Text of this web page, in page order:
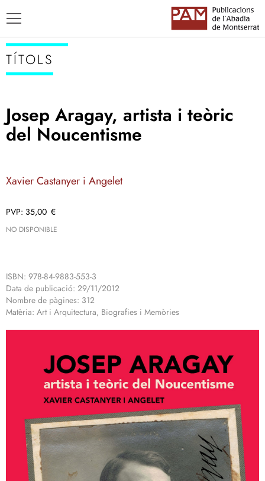
TÍTOLS
TÍTOLS
Josep Aragay, artista i teòric
del Noucentisme
Xavier Castanyer i Angelet
35,00 €
NO DISPONIBLE
ISBN: 978-84-9883-553-3
Data de publicació: 29/11/2012
Nombre de pàgines: 312
Matèria: Art i Arquitectura, Biografies i Memòries